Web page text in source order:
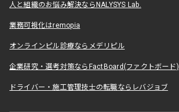
人と組織のお悩み解決ならNALYSYS Lab.
業務可視化はremopia
オンラインピル診療ならメデリピル
企業研究・選考対策ならFactBoard(ファクトボード)
ドライバー・施工管理技士の転職ならレバジョブ